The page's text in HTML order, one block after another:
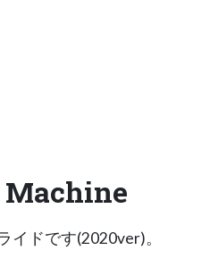
イドです(2020ver)。